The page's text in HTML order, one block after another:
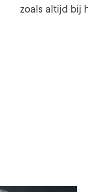
zoals altijd bij